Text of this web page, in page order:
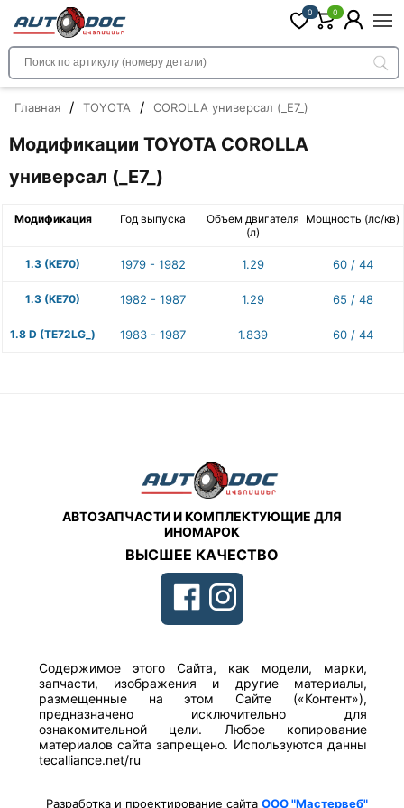
0 0
Главная / TOYOTA / COROLLA универсал (_E7_)
Модификации TOYOTA COROLLA
универсал (_E7_)
Модификация Год выпуска
Объем двигателя
(л)
Мощность (лс/кв)
1.3 (KE70) 1979 - 1982 1.29 60 / 44
1.3 (KE70) 1982 - 1987 1.29 65 / 48
1.8 D (TE72LG_) 1983 - 1987 1.839 60 / 44
АВТОЗАПЧАСТИ И КОМПЛЕКТУЮЩИЕ ДЛЯ
ИНОМАРОК
ВЫСШЕЕ КАЧЕСТВО
Содержимое этого Сайта, как модели, марки,
запчасти, изображения и другие материалы,
размещенные на этом Сайте («Контент»),
предназначено исключительно для
ознакомительной цели. Любое копирование
материалов сайта запрещено. Используются данны
tecalliance.net/ru
Разработка и проектирование сайтаООО "Мастервеб"